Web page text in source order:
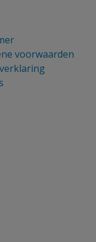
voorwaarden